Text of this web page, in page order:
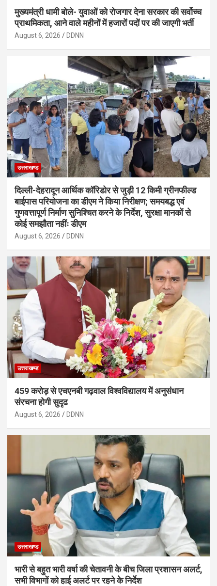
मुख्यमंत्री धामी बोले- युवाओं को रोजगार देना सरकार की सर्वोच्च
प्राथमिकता, आने वाले महीनों में हजारों पदों पर की जाएगी भर्ती
August 6, 2026 DDNN
उत्तराखण्ड
दिल्ली-देहरादून आर्थिक कॉरिडोर से जुड़ी 12 किमी ग्रीनफील्ड
बाईपास परियोजना का डीएम ने किया निरीक्षण; समयबद्ध एवं
गुणवत्तापूर्ण निर्माण सुनिश्चित करने के निर्देश, सुरक्षा मानकों से
कोई समझौता नहींः डीएम
August 6, 2026 DDNN
उत्तराखण्ड
459 करोड़ से एचएनबी गढ़वाल विश्वविद्यालय में अनुसंधान
संरचना होगी सुदृढ
August 6, 2026 DDNN
उत्तराखण्ड
भारी से बहुत भारी वर्षा की चेतावनी के बीच जिला प्रशासन अलर्ट,
सभी विभागों को हाई अलर्ट पर रहने के निर्देश